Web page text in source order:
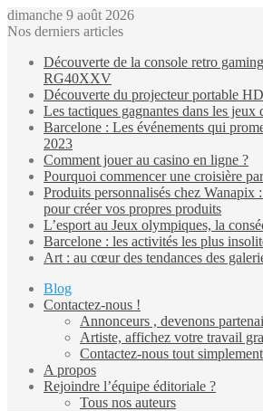
dimanche 9 août 2026
Nos derniers articles
Découverte de la console retro
RG40XXV
Découverte du projecteur portable
Les tactiques gagnantes dans les jeux
Barcelone : Les événements qui
2023
Comment jouer au casino en ligne ?
Pourquoi commencer une croisière
Produits personnalisés chez Wanapix
pour créer vos propres produits
L’esport au Jeux olympiques, la
Barcelone : les activités les plus
Art : au cœur des tendances des
Blog
Contactez-nous !
Annonceurs , devenons
Artiste, affichez votre travail
Contactez-nous tout simplement
A propos
Rejoindre l’équipe éditoriale ?
Tous nos auteurs